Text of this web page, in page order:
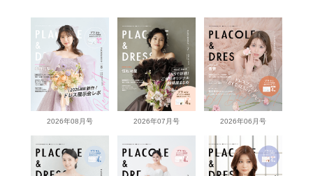
2026年08月号 2026年07月号 2026年06月号